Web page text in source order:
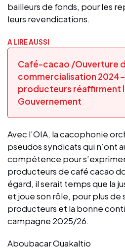
bailleurs de fonds, pour les
leurs revendications.
A LIRE AUSSI
Café-cacao /Ouverture
commercialisation 2024-
producteurs réaffirment
Gouvernement
Avec l’OIA, la cacophonie
pseudos syndicats qui n’ont
compétence pour
producteurs de café cacao
égard, il serait temps que la
et joue son rôle, pour plus de
producteurs et la bonne
campagne 2025/26.
Aboubacar Ouakaltio